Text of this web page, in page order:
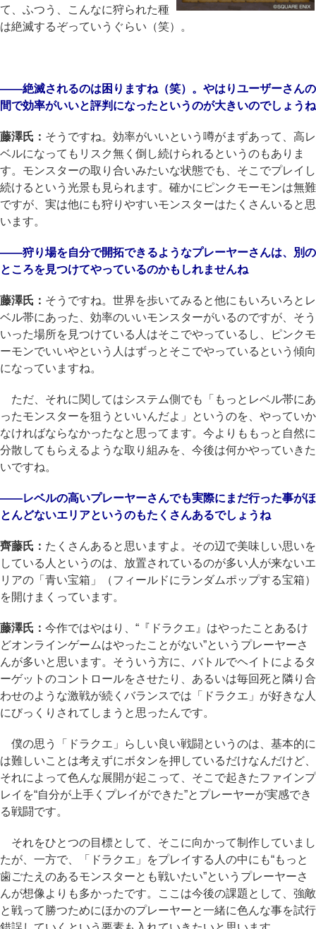
て、ふつう、こんなに狩られた種
は絶滅するぞっていうぐらい（笑）。
――絶滅されるのは困りますね（笑）。やはりユーザーさんの
間で効率がいいと評判になったというのが大きいのでしょうね
藤澤氏： そうですね。効率がいいという噂がまずあって、高レ
ベルになってもリスク無く倒し続けられるというのもありま
す。モンスターの取り合いみたいな状態でも、そこでプレイし
続けるという光景も見られます。確かにピンクモーモンは無難
ですが、実は他にも狩りやすいモンスターはたくさんいると思
います。
――狩り場を自分で開拓できるようなプレーヤーさんは、別の
ところを見つけてやっているのかもしれませんね
藤澤氏： そうですね。世界を歩いてみると他にもいろいろとレ
ベル帯にあった、効率のいいモンスターがいるのですが、そう
いった場所を見つけている人はそこでやっているし、ピンクモ
ーモンでいいやという人はずっとそこでやっているという傾向
になっていますね。
ただ、それに関してはシステム側でも「もっとレベル帯にあ
ったモンスターを狙うといいんだよ」というのを、やっていか
なければならなかったなと思ってます。今よりももっと自然に
分散してもらえるような取り組みを、今後は何かやっていきた
いですね。
――レベルの高いプレーヤーさんでも実際にまだ行った事がほ
とんどないエリアというのもたくさんあるでしょうね
齊藤氏： たくさんあると思いますよ。その辺で美味しい思いを
している人というのは、放置されているのが多い人が来ないエ
リアの「青い宝箱」（フィールドにランダムポップする宝箱）
を開けまくっています。
藤澤氏： 今作ではやはり、“『ドラクエ』はやったことあるけ
どオンラインゲームはやったことがない”というプレーヤーさ
んが多いと思います。そういう方に、バトルでヘイトによるタ
ーゲットのコントロールをさせたり、あるいは毎回死と隣り合
わせのような激戦が続くバランスでは「ドラクエ」が好きな人
にびっくりされてしまうと思ったんです。
僕の思う「ドラクエ」らしい良い戦闘というのは、基本的に
は難しいことは考えずにボタンを押しているだけなんだけど、
それによって色んな展開が起こって、そこで起きたファインプ
レイを“自分が上手くプレイができた”とプレーヤーが実感でき
る戦闘です。
それをひとつの目標として、そこに向かって制作していまし
たが、一方で、「ドラクエ」をプレイする人の中にも“もっと
歯ごたえのあるモンスターとも戦いたい”というプレーヤーさ
んが想像よりも多かったです。ここは今後の課題として、強敵
と戦って勝つためにほかのプレーヤーと一緒に色んな事を試行